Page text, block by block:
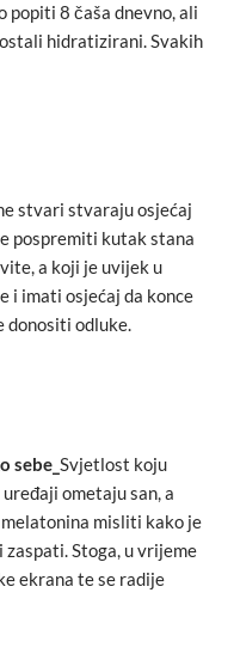
popiti 8 čaša dnevno, ali
hidratizirani. Svakih
stvari stvaraju osjećaj
pospremiti kutak stana
a koji je uvijek u
i imati osjećaj da konce
donositi odluke.
Svjetlost koju
ometaju san, a
misliti kako je
Stoga, u vrijeme
ekrana te se radije